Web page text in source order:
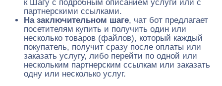
к Шагу с подробным описанием услуги или с
партнерскими ссылками.
На заключительном шаге, чат бот предлагает
посетителям купить и получить один или
несколько товаров (файлов), который каждый
покупатель, получит сразу после оплаты или
заказать услугу, либо перейти по одной или
нескольким партнерским ссылкам или заказать
одну или несколько услуг.